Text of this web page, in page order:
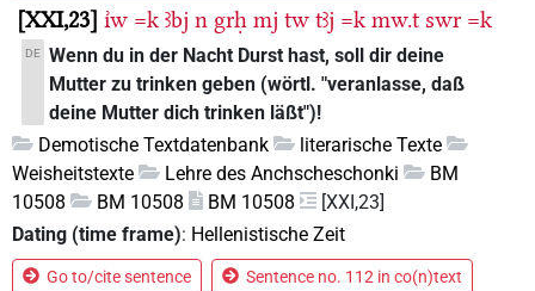
XXI,23 ı͗w =k ꜣbj n grḥ mj tw tꜣj =k mw.t swr =k
DE
Wenn du in der Nacht Durst hast, soll dir deine
Mutter zu trinken geben (wörtl. "veranlasse, daß
deine Mutter dich trinken läßt")!
Demotische Textdatenbank
literarische Texte
Weisheitstexte
Lehre des Anchscheschonki
BM
10508
BM 10508 BM 10508
[XXI,23]
Dating (time frame): Hellenistische Zeit
Go to/cite sentence Sentence no. 112 in co(n)text